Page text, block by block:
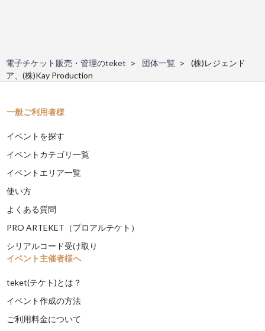
電子チケット販売・管理のteket 団体一覧
(株)レジェンド
ア、(株)Kay Production
一般ご利用者様
イベントを探す
イベントカテゴリ一覧
イベントエリア一覧
使い方
よくある質問
PRO ARTEKET（プロアルテケト）
シリアルコード受け取り
イベント主催者様へ
teket(テケト)とは？
イベント作成の方法
ご利用料金について